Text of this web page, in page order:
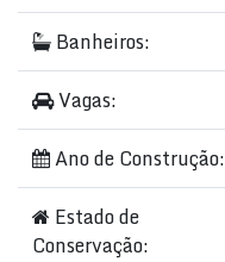
Banheiros:
Vagas:
Ano de Construção:
Estado de
Conservação: